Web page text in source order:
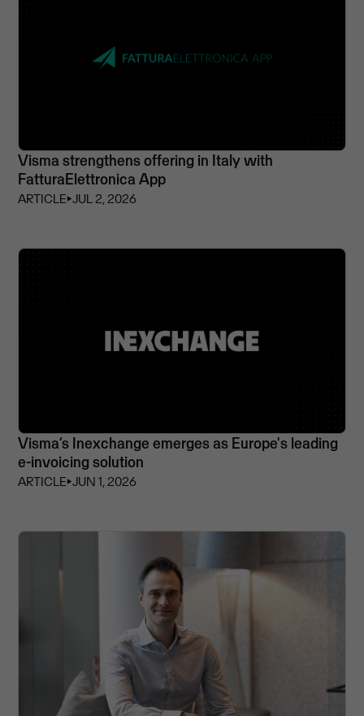
Visma strengthens offering in Italy with
FatturaElettronica App
ARTICLE⏵JUL 2, 2026
Visma’s Inexchange emerges as Europe's leading
e-invoicing solution
ARTICLE⏵JUN 1, 2026